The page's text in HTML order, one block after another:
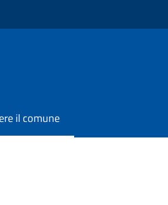
il comune